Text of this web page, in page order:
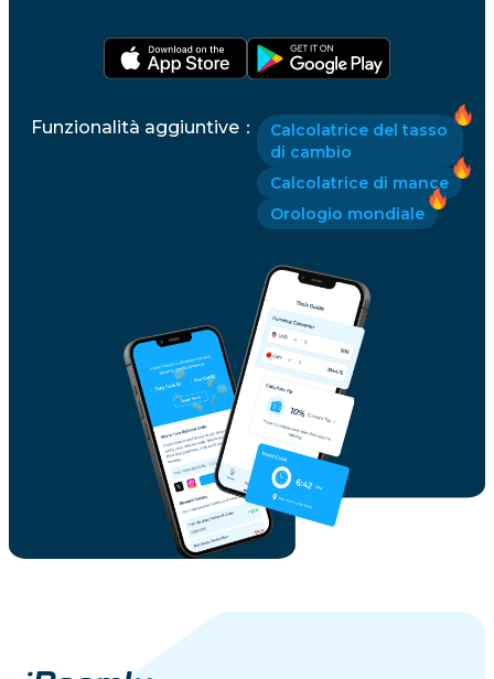
Funzionalità aggiuntive ：
Calcolatrice del tasso
di cambio
Calcolatrice di mance
Orologio mondiale